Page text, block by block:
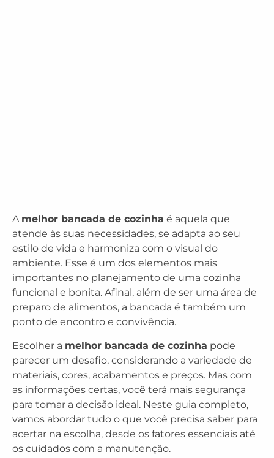
A melhor bancada de cozinha é aquela que
atende às suas necessidades, se adapta ao seu
estilo de vida e harmoniza com o visual do
ambiente. Esse é um dos elementos mais
importantes no planejamento de uma cozinha
funcional e bonita. Afinal, além de ser uma área de
preparo de alimentos, a bancada é também um
ponto de encontro e convivência.
Escolher a melhor bancada de cozinha pode
parecer um desafio, considerando a variedade de
materiais, cores, acabamentos e preços. Mas com
as informações certas, você terá mais segurança
para tomar a decisão ideal. Neste guia completo,
vamos abordar tudo o que você precisa saber para
acertar na escolha, desde os fatores essenciais até
os cuidados com a manutenção.